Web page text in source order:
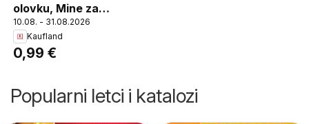
olovku, Mine za
tehničku olovku širina
0,5 mm pakiranje
10.08. - 31.08.2026
Kaufland
0,99 €
Popularni letci i katalozi